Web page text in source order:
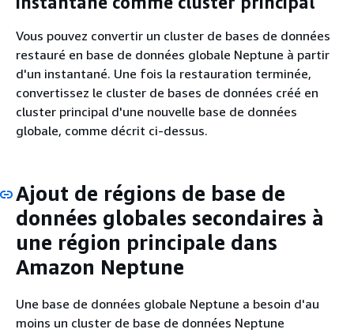
Vous pouvez convertir un cluster de bases de données
restauré en base de données globale Neptune à partir
d'un instantané. Une fois la restauration terminée,
convertissez le cluster de bases de données créé en
cluster principal d'une nouvelle base de données
globale, comme décrit ci-dessus.
Ajout de régions de base de
données globales secondaires à
une région principale dans
Amazon Neptune
Une base de données globale Neptune a besoin d'au
moins un cluster de base de données Neptune